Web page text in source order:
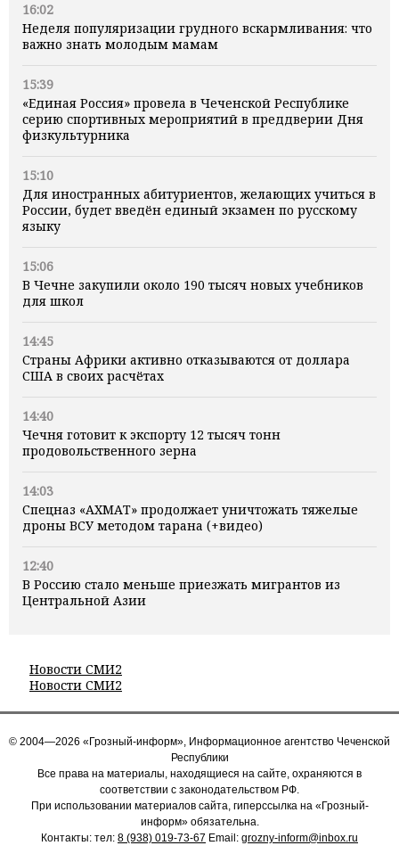
16:02
Неделя популяризации грудного вскармливания: что
важно знать молодым мамам
15:39
«Единая Россия» провела в Чеченской Республике
серию спортивных мероприятий в преддверии Дня
физкультурника
15:10
Для иностранных абитуриентов, желающих учиться в
России, будет введён единый экзамен по русскому
языку
15:06
В Чечне закупили около 190 тысяч новых учебников
для школ
14:45
Страны Африки активно отказываются от доллара
США в своих расчётах
14:40
Чечня готовит к экспорту 12 тысяч тонн
продовольственного зерна
14:03
Спецназ «АХМАТ» продолжает уничтожать тяжелые
дроны ВСУ методом тарана (+видео)
12:40
В Россию стало меньше приезжать мигрантов из
Центральной Азии
Новости СМИ2
Новости СМИ2
© 2004—2026 «Грозный-информ», Информационное агентство Чеченской
Республики
Все права на материалы, находящиеся на сайте, охраняются в
соответствии с законодательством РФ.
При использовании материалов сайта, гиперссылка на «Грозный-
информ» обязательна.
Контакты: тел: 8 (938) 019-73-67 Email: grozny-inform@inbox.ru